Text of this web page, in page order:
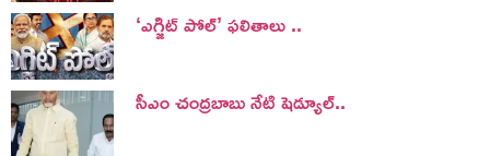
‘ఎగ్జిట్ పోల్’ ఫలితాలు ..
సీఎం చంద్రబాబు నేటి షెడ్యూల్..